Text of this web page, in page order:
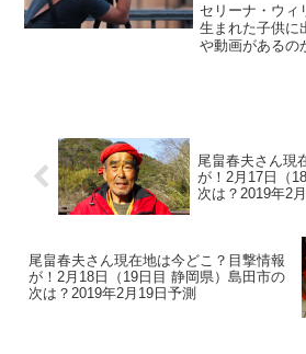
セリーナ・ウィ
生まれた子供に
や動画があるの
尾畠春夫さん現
が！2月17日（
次は？2019年2
尾畠春夫さん現在地は今どこ？目撃情報
が！2月18日（19日目 静岡県）島田市の
次は？2019年2月19日予測